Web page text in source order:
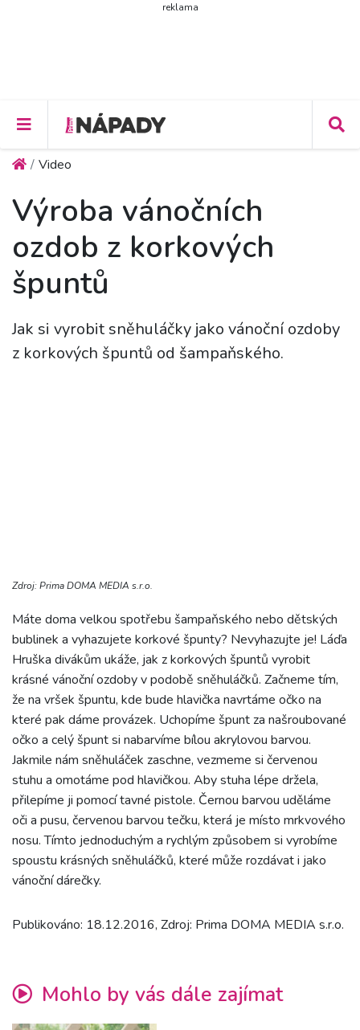
reklama
Video
Výroba vánočních
ozdob z korkových
špuntů
Jak si vyrobit sněhuláčky jako vánoční ozdoby
z korkových špuntů od šampaňského.
Zdroj: Prima DOMA MEDIA s.r.o.
Máte doma velkou spotřebu šampaňského nebo dětských
bublinek a vyhazujete korkové špunty? Nevyhazujte je! Láďa
Hruška divákům ukáže, jak z korkových špuntů vyrobit
krásné vánoční ozdoby v podobě sněhuláčků. Začneme tím,
že na vršek špuntu, kde bude hlavička navrtáme očko na
které pak dáme provázek. Uchopíme špunt za našroubované
očko a celý špunt si nabarvíme bílou akrylovou barvou.
Jakmile nám sněhuláček zaschne, vezmeme si červenou
stuhu a omotáme pod hlavičkou. Aby stuha lépe držela,
přilepíme ji pomocí tavné pistole. Černou barvou uděláme
oči a pusu, červenou barvou tečku, která je místo mrkvového
nosu. Tímto jednoduchým a rychlým způsobem si vyrobíme
spoustu krásných sněhuláčků, které může rozdávat i jako
vánoční dárečky.
Publikováno: 18.12.2016, Zdroj: Prima DOMA MEDIA s.r.o.
Mohlo by vás dále zajímat